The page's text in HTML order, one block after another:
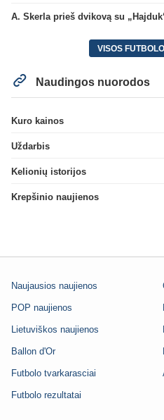
VISOS
Naudingos nuorodos
Kuro kainos
Uždarbis
Kelionių istorijos
Krepšinio naujienos
Naujausios naujienos
POP naujienos
Lietuviškos naujienos
Ballon d'Or
Futbolo tvarkarasciai
Futbolo rezultatai